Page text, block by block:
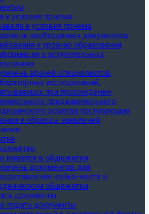
и условия приема
и условия приема
необходимых документов
к уровню образования
о вступительных
врачей-специалистов,
исследований,
при прохождении
предварительного
осмотра поступающих
и образцы заявлений
имеется в общежитии
документов для
койко-места в
общежитии
документы
подать документы